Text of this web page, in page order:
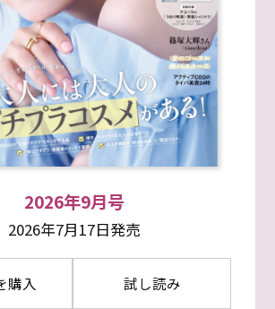
2026年9月号
2026年7月17日発売
購入 試し読み